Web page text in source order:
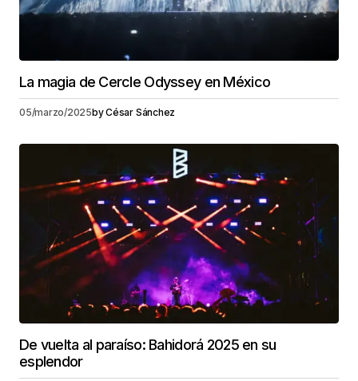
La magia de Cercle Odyssey en México
05/marzo/2025byCésar Sánchez
De vuelta al paraíso: Bahidorá 2025 en su
esplendor